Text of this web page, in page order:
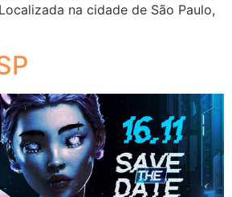
na cidade de São Paulo,